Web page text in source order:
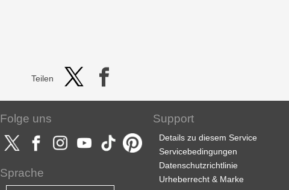
Teilen
Folge uns
Sprache
Support
Details zu diesem Service
Servicebedingungen
Datenschutzrichtlinie
Urheberrecht & Marke